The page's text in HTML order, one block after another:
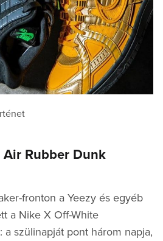
Rubber Dunk
fronton a Yeezy és egyéb
a Nike X Off-White
a szülinapját pont három napja,